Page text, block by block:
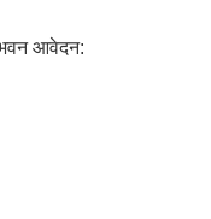
भवन आवेदन: